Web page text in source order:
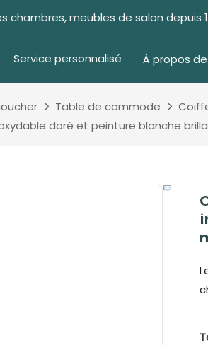
chambres, meubles de salon depuis
Service personnalisé À propos
Table de commode
doré et peinture blanche